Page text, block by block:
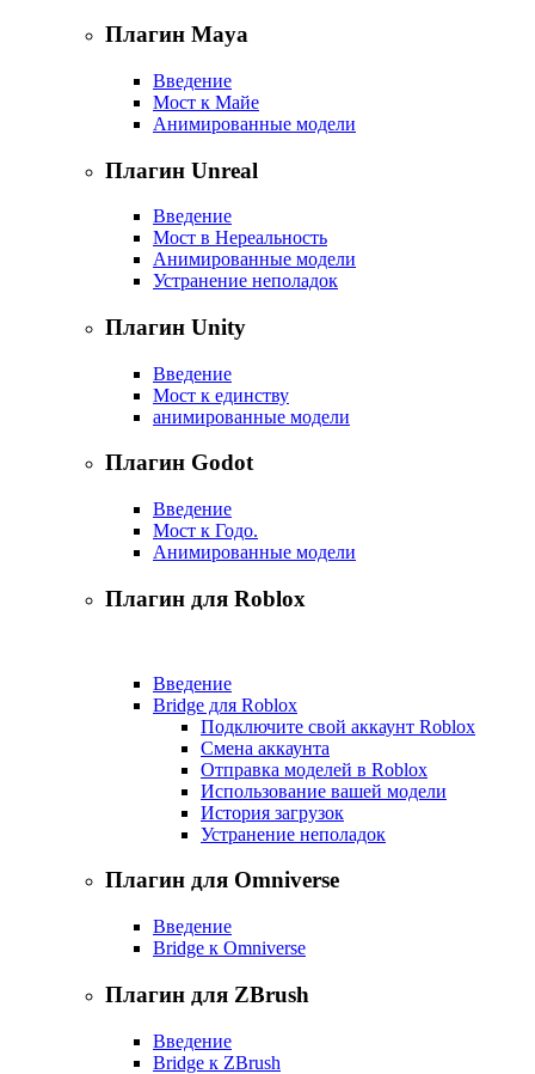
Плагин Maya
Введение
Мост к Майе
Анимированные модели
Плагин Unreal
Введение
Мост в Нереальность
Анимированные модели
Устранение неполадок
Плагин Unity
Введение
Мост к единству
анимированные модели
Плагин Godot
Введение
Мост к Годо.
Анимированные модели
Плагин для Roblox
Введение
Bridge для Roblox
Подключите свой аккаунт Roblox
Смена аккаунта
Отправка моделей в Roblox
Использование вашей модели
История загрузок
Устранение неполадок
Плагин для Omniverse
Введение
Bridge к Omniverse
Плагин для ZBrush
Введение
Bridge к ZBrush